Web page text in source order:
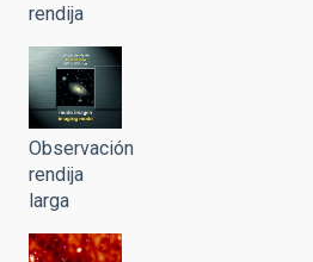
rendija
Observación
rendija
larga